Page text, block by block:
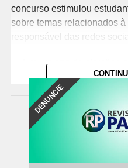
concurso estimulou
sobre temas relacionados
— Em um ano de eleições
participação dos
novas gerações em refletir
democracia e a construção
responsável, plural e
DENUNCIE